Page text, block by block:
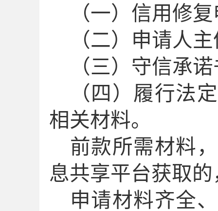
（一）信用修
（二）申请人
（三）守信承
（四）履行法
相关材料。
前款所需材料
息共享平台获取
申请材料齐全